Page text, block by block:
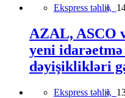
Ekspress təhlil,
AZAL, ASCO
yeni
dəyişiklikləri
Ekspress təhlil,